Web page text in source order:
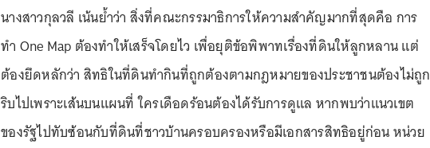
นางสาวกุลวลี เน้นย้ำว่า สิ่งที่คณะกรรมาธิการให้ความสำคัญมากที่สุดคือ การ
ทำ One Map ต้องทำให้เสร็จโดยไว เพื่อยุติข้อพิพาทเรื่องที่ดินให้ลูกหลาน แต่
ต้องยึดหลักว่า สิทธิในที่ดินทำกินที่ถูกต้องตามกฎหมายของประชาชนต้องไม่ถูก
ริบไปเพราะเส้นบนแผนที่ ใครเดือดร้อนต้องได้รับการดูแล หากพบว่าแนวเขต
ของรัฐไปทับซ้อนกับที่ดินที่ชาวบ้านครอบครองหรือมีเอกสารสิทธิอยู่ก่อน หน่วย